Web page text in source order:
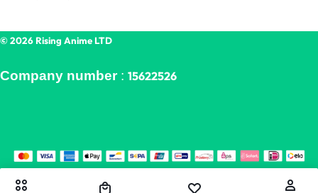
© 2026 Rising Anime LTD
Company number: 15622526